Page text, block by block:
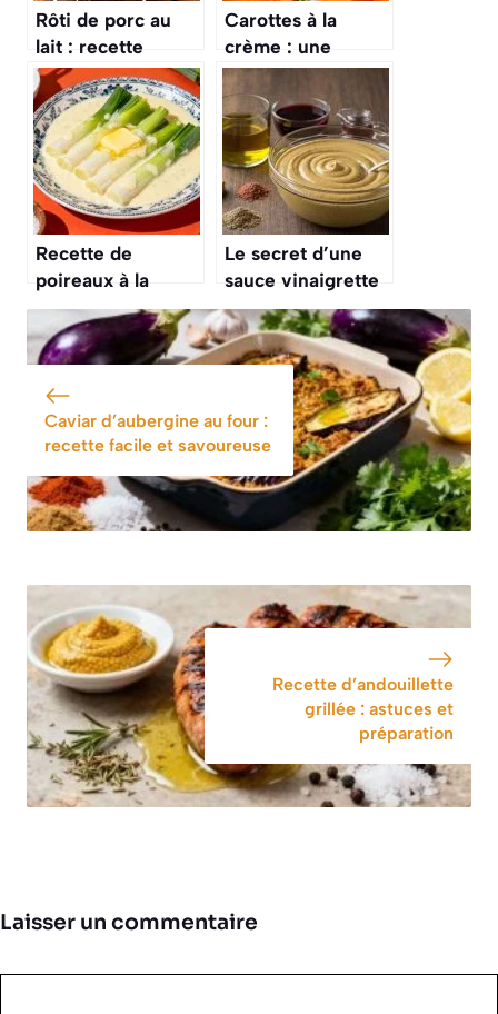
Rôti de porc au
lait : recette
savoureuse et
onctueuse
Carottes à la
crème : une
recette
gourmande et
facile
Recette de
poireaux à la
crème onctueuse
Le secret d’une
sauce vinaigrette
plus épaisse et
onctueuse, c’est
d’y ajouter une
cuillère de cet
ingrédient
Caviar d’aubergine au four :
recette facile et savoureuse
Recette d’andouillette
grillée : astuces et
préparation
Laisser un commentaire